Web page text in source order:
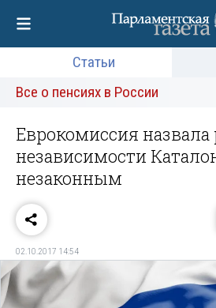
Статьи
Все о пенсиях в России
Еврокомиссия
независимости
незаконным
02.10.2017 14:54